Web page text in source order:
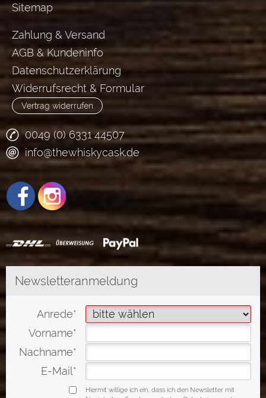
Sitemap
Zahlung & Versand
AGB & Kundeninfo
Datenschutzerklärung
Widerrufsrecht & Formular
Vertrag widerrufen
0049 (0) 6331 44507
info@thewhiskycask.de